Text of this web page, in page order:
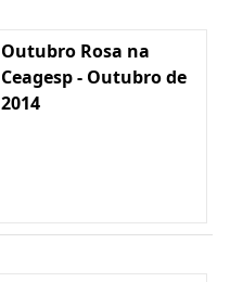
Outubro Rosa na
Ceagesp - Outubro de
2014